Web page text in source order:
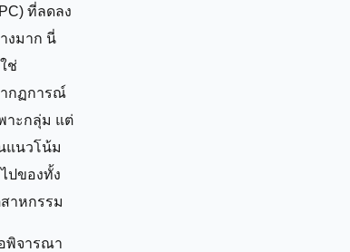
ที่ลดลง
งมาก นี่
ช่
กฏการณ์
าะกลุ่ม แต่
แนวโน้ม
ปของทั้ง
าหกรรม
พิจารณา